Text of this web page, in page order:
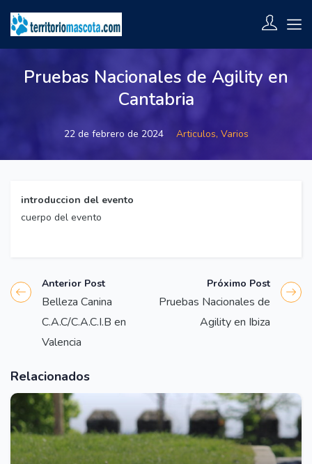
Pruebas Nacionales de Agility en
Cantabria
22 de febrero de 2024 Articulos, Varios
introduccion del evento
cuerpo del evento
Anterior Post
Belleza Canina
C.A.C/C.A.C.I.B en
Valencia
Próximo Post
Pruebas Nacionales de
Agility en Ibiza
Relacionados